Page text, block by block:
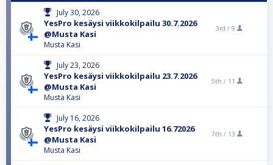
July 30, 2026
YesPro kesäysi viikkokilpailu 30.7.2026
@Musta Kasi
Musta Kasi
3rd / 9
July 23, 2026
YesPro kesäysi viikkokilpailu 23.7.2026
@Musta Kasi
Musta Kasi
5th / 11
July 16, 2026
YesPro kesäysi viikkokilpailu 16.72026
@Musta Kasi
Musta Kasi
7th / 13